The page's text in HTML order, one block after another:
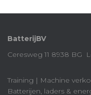
BatterijBV
Ceresweg 11 8938 BG
Training | Machine
Batterijen, laders &